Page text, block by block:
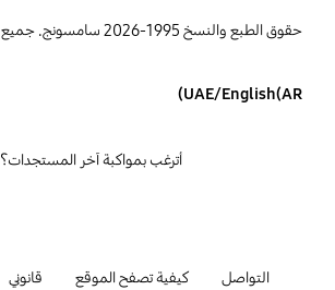
حقوق الطبع والنسخ 1995-2026 سامسونج. جميع الحقوق محفوظة.
UAE/English(AR)
التواصل كيفية تصفح الموقع قانوني
أترغب بمواكبة آخر المستجدات؟